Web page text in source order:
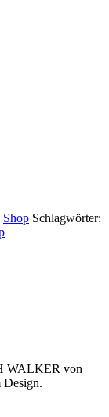
Shop Schlagwörter:
WALKER von
Design.